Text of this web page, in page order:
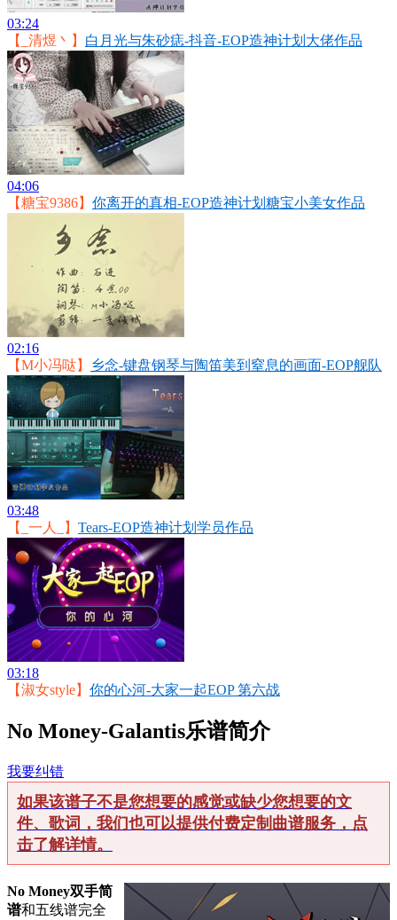
03:24
【_清煜丶】 白月光与朱砂痣-抖音-EOP造神计划大佬作品
04:06
【糖宝9386】 你离开的真相-EOP造神计划糖宝小美女作品
02:16
【M小冯哒】
乡念-键盘钢琴与陶笛美到窒息的画面-EOP舰队
03:48
【_一人_】 Tears-EOP造神计划学员作品
03:18
【淑女style】 你的心河-大家一起EOP 第六战
No Money-Galantis乐谱简介
我要纠错
如果该谱子不是您想要的感觉或缺少您想要的文
件、歌词，我们也可以提供付费定制曲谱服务，点
击了解详情。
No Money双手简
谱和五线谱完全